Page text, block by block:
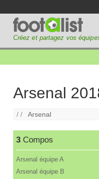
Créez et partagez vos
Arsenal
/ /Arsenal
3 Compos
Arsenal équipe A
Arsenal équipe B